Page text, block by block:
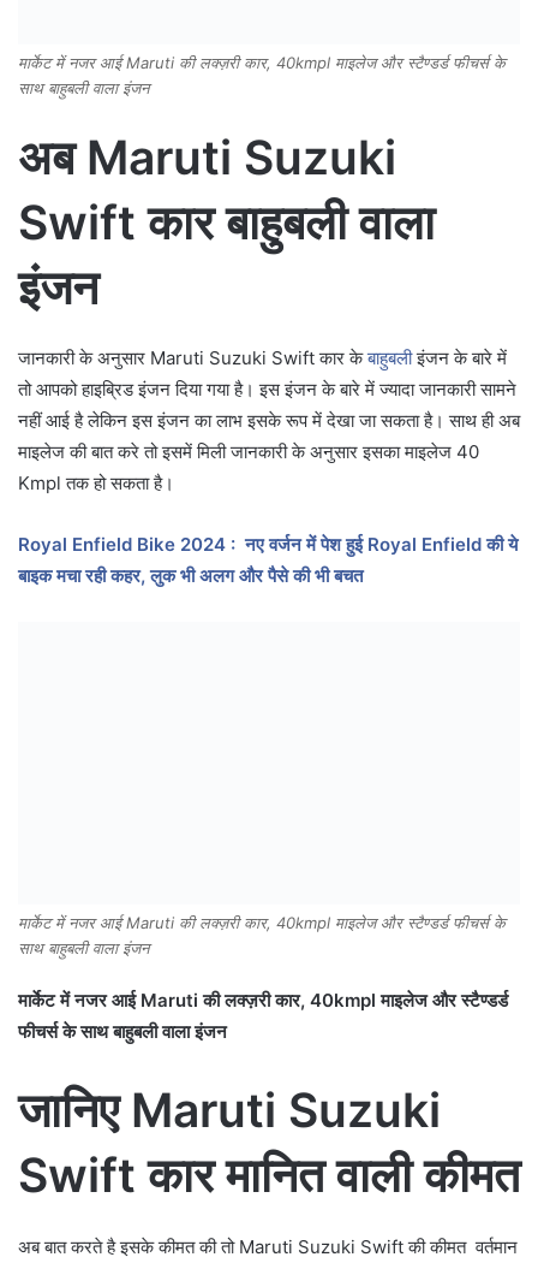
मार्केट में नजर आई Maruti की लक्ज़री कार, 40kmpl माइलेज और स्टैण्डर्ड फीचर्स के
साथ बाहुबली वाला इंजन
अब Maruti Suzuki
Swift कार बाहुबली वाला
इंजन
जानकारी के अनुसार Maruti Suzuki Swift कार केबाहुबलीइंजन के बारे में
तो आपको हाइब्रिड इंजन दिया गया है। इस इंजन के बारे में ज्यादा जानकारी सामने
नहीं आई है लेकिन इस इंजन का लाभ इसके रूप में देखा जा सकता है। साथ ही अब
माइलेज की बात करे तो इसमें मिली जानकारी के अनुसार इसका माइलेज 40
Kmpl तक हो सकता है।
Royal Enfield Bike 2024 : नए वर्जन में पेश हुई Royal Enfield की ये
बाइक मचा रही कहर, लुक भी अलग और पैसे की भी बचत
मार्केट में नजर आई Maruti की लक्ज़री कार, 40kmpl माइलेज और स्टैण्डर्ड फीचर्स के
साथ बाहुबली वाला इंजन
मार्केट में नजर आई Maruti की लक्ज़री कार, 40kmpl माइलेज और स्टैण्डर्ड
फीचर्स के साथ बाहुबली वाला इंजन
जानिए Maruti Suzuki
Swift कार मानित वाली कीमत
अब बात करते है इसके कीमत की तो Maruti Suzuki Swift की कीमत वर्तमान